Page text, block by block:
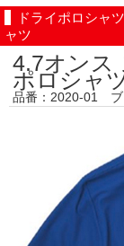
ドライポロシャ
ャツ
4.7オンス
ポロシャ
品番：2020-01 ブ